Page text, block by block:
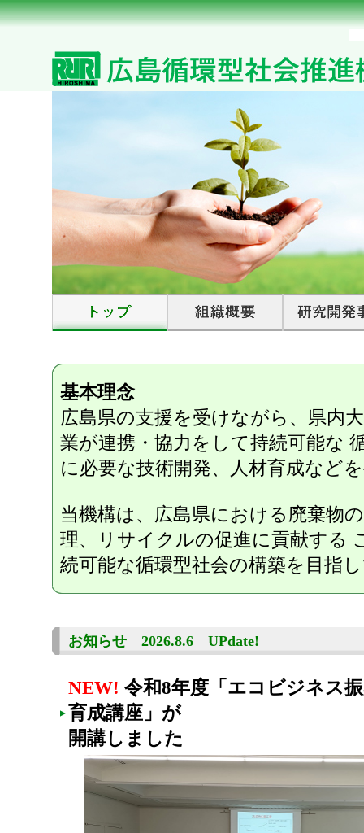
基本理念
広島県の支援を受けながら、県内
業が連携・協力をして持続可能な
に必要な技術開発、人材育成など
当機構は、広島県における廃棄物
理、リサイクルの促進に貢献する
続可能な循環型社会の構築を目指
お知らせ 2026.8.6 UPdate!
NEW! 令和8年度「エコビジネス
育成講座」が
開講しました